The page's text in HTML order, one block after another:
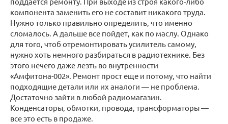
компонента заменить его не составит никакого труда.
Нужно только правильно определить, что именно
сломалось. А дальше все пойдет, как по маслу. Однако
для того, чтоб отремонтировать усилитель самому,
нужно хоть немного разбираться в радиотехнике. Без
этого нечего даже лезть во внутренности
«Амфитона-002». Ремонт прост еще и потому, что найти
подходящие детали или их аналоги — не проблема.
Достаточно зайти в любой радиомагазин.
Конденсаторы, обмотки, провода, трансформаторы —
все это есть в продаже.